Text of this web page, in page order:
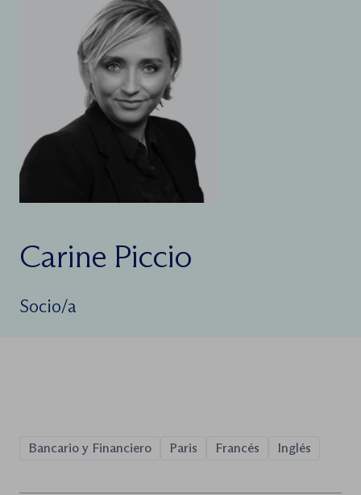
Carine Piccio
Socio/a
Bancario y Financiero Paris Francés Inglés